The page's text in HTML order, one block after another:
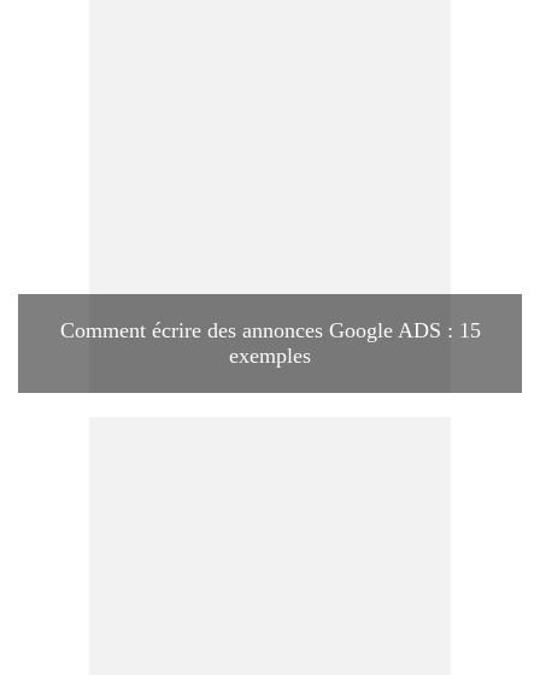
Comment écrire des annonces Google ADS : 15
exemples